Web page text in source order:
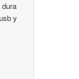
dura
y